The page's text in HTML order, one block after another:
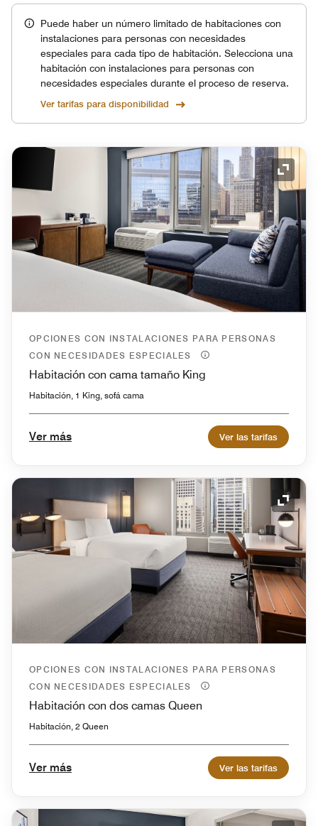
Puede haber un número limitado de habitaciones con
instalaciones para personas con necesidades
especiales para cada tipo de habitación. Selecciona una
habitación con instalaciones para personas con
necesidades especiales durante el proceso de reserva.
Ver tarifas para disponibilidad
Icono
OPCIONES CON INSTALACIONES PARA PERSONAS
CON NECESIDADES ESPECIALES
Habitación con cama tamaño King
Habitación, 1 King, sofá cama
Ver más Ver las tarifas
Icono
OPCIONES CON INSTALACIONES PARA PERSONAS
CON NECESIDADES ESPECIALES
Habitación con dos camas Queen
Habitación, 2 Queen
Ver más Ver las tarifas